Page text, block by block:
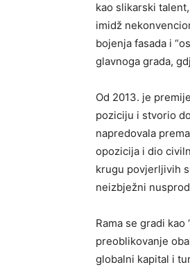
kao slikarski
imidž
bojenja fasada i
glavnoga grada,
Od 2013. je
poziciju i stvorio
napredovala
opozicija i dio
krugu povjerljivih
neizbježni
Rama se gradi
preoblikovanje
globalni kapital i